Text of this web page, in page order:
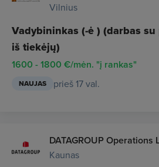
Vilnius
Vadybininkas (-ė ) (darbas
iš tiekėjų)
1600 - 1800 €/mėn. "į rankas"
NAUJAS prieš 17 val.
DATAGROUP Operations
Kaunas